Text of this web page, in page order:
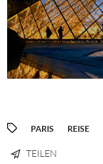
PARIS REISE
TEILEN